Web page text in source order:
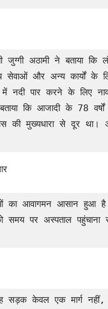
सेवाओं और अन्य कार्यों
नदी पार करने के लिए
कि आजादी के 78
की मुख्यधारा से दूर
पर अस्पताल पहुंचाना